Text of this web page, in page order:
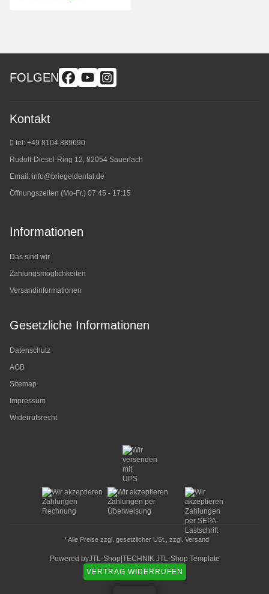
FOLGEN
Kontakt
tel: +49 8104 889690
Rudolf-Diesel-Ring 12, 82054 Sauerlach
Email: info@briegeldental.de
Öffnungszeiten (Mo-Fr.) 07:45 - 17:15
Informationen
Das sind wir
Zahlungsmöglichkeiten
Versandinformationen
Gesetzliche Informationen
Datenschutz
AGB
Sitemap
Impressum
Widerrufsrecht
* Alle Preise zzgl. gesetzlicher USt., zzgl. Versand
Powered byJTL-Shop TECHNIK JTL-Shop Template
VERTRAG WIDERRUFEN